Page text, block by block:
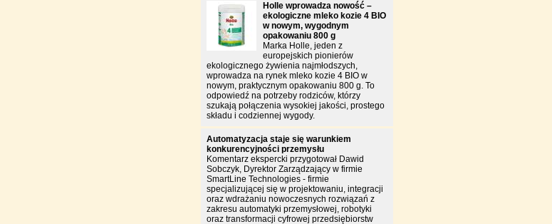
Holle wprowadza nowość –
ekologiczne mleko kozie 4 BIO
w nowym, wygodnym
opakowaniu 800 g
Marka Holle, jeden z
europejskich pionierów
ekologicznego żywienia najmłodszych,
wprowadza na rynek mleko kozie 4 BIO w
nowym, praktycznym opakowaniu 800 g. To
odpowiedź na potrzeby rodziców, którzy
szukają połączenia wysokiej jakości, prostego
składu i codziennej wygody.
Automatyzacja staje się warunkiem
konkurencyjności przemysłu
Komentarz ekspercki przygotował Dawid
Sobczyk, Dyrektor Zarządzający w firmie
SmartLine Technologies - firmie
specjalizującej się w projektowaniu, integracji
oraz wdrażaniu nowoczesnych rozwiązań z
zakresu automatyki przemysłowej, robotyki
oraz transformacji cyfrowej przedsiębiorstw